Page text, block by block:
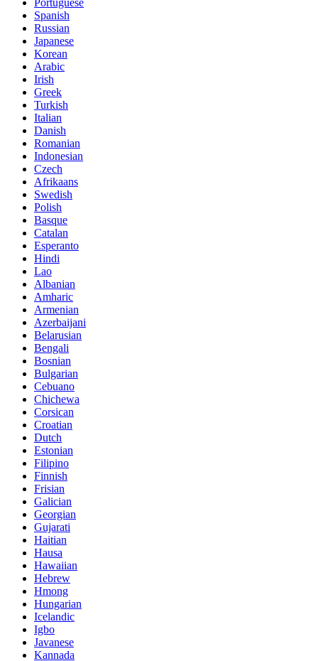
Spanish
Russian
Japanese
Korean
Arabic
Irish
Greek
Turkish
Italian
Danish
Romanian
Indonesian
Czech
Afrikaans
Swedish
Polish
Basque
Catalan
Esperanto
Hindi
Lao
Albanian
Amharic
Armenian
Azerbaijani
Belarusian
Bengali
Bosnian
Bulgarian
Cebuano
Chichewa
Corsican
Croatian
Dutch
Estonian
Filipino
Finnish
Frisian
Galician
Georgian
Gujarati
Haitian
Hausa
Hawaiian
Hebrew
Hmong
Hungarian
Icelandic
Igbo
Javanese
Kannada